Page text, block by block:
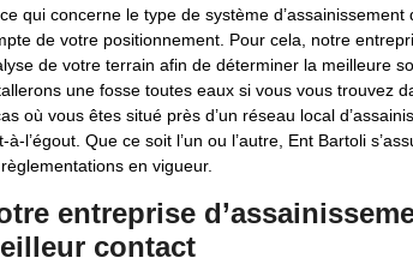
qui concerne le type de système
de votre positionnement. Pour cela, notre
de votre terrain afin de déterminer la meilleure
une fosse toutes eaux si vous vous trouvez
où vous êtes situé près d’un réseau local
à-l’égout. Que ce soit l’un ou l’autre, Ent Bartoli
en vigueur.
entreprise
contact